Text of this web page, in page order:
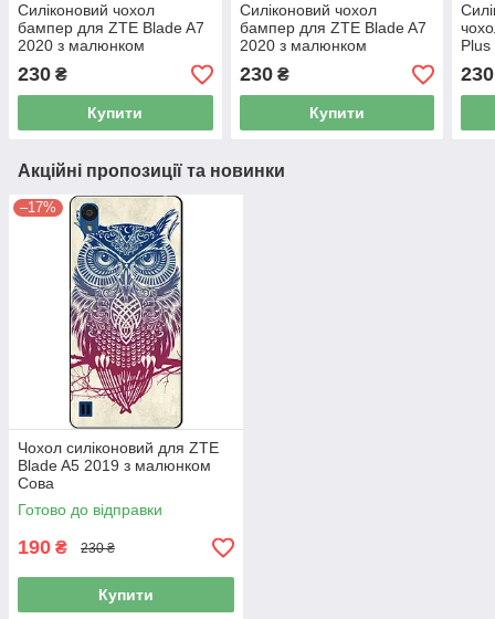
Силіконовий чохол
бампер для ZTE Blade A7
2020 з малюнком
Minecraft Майнкрафт
230 ₴
Купити
Силіконовий чохол
бампер для ZTE Blade A7
2020 з малюнком
Майнкрафт Minecraft
230₴
Купити
230
Акційні пропозиції та новинки
–17%
Чохол силіконовий для ZTE
Blade A5 2019 з малюнком
Сова
Готово до відправки
190 ₴ 230 ₴
Купити